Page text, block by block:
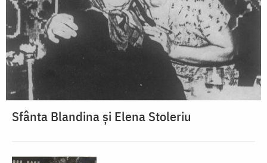
Sfânta Blandina și Elena Stoleriu